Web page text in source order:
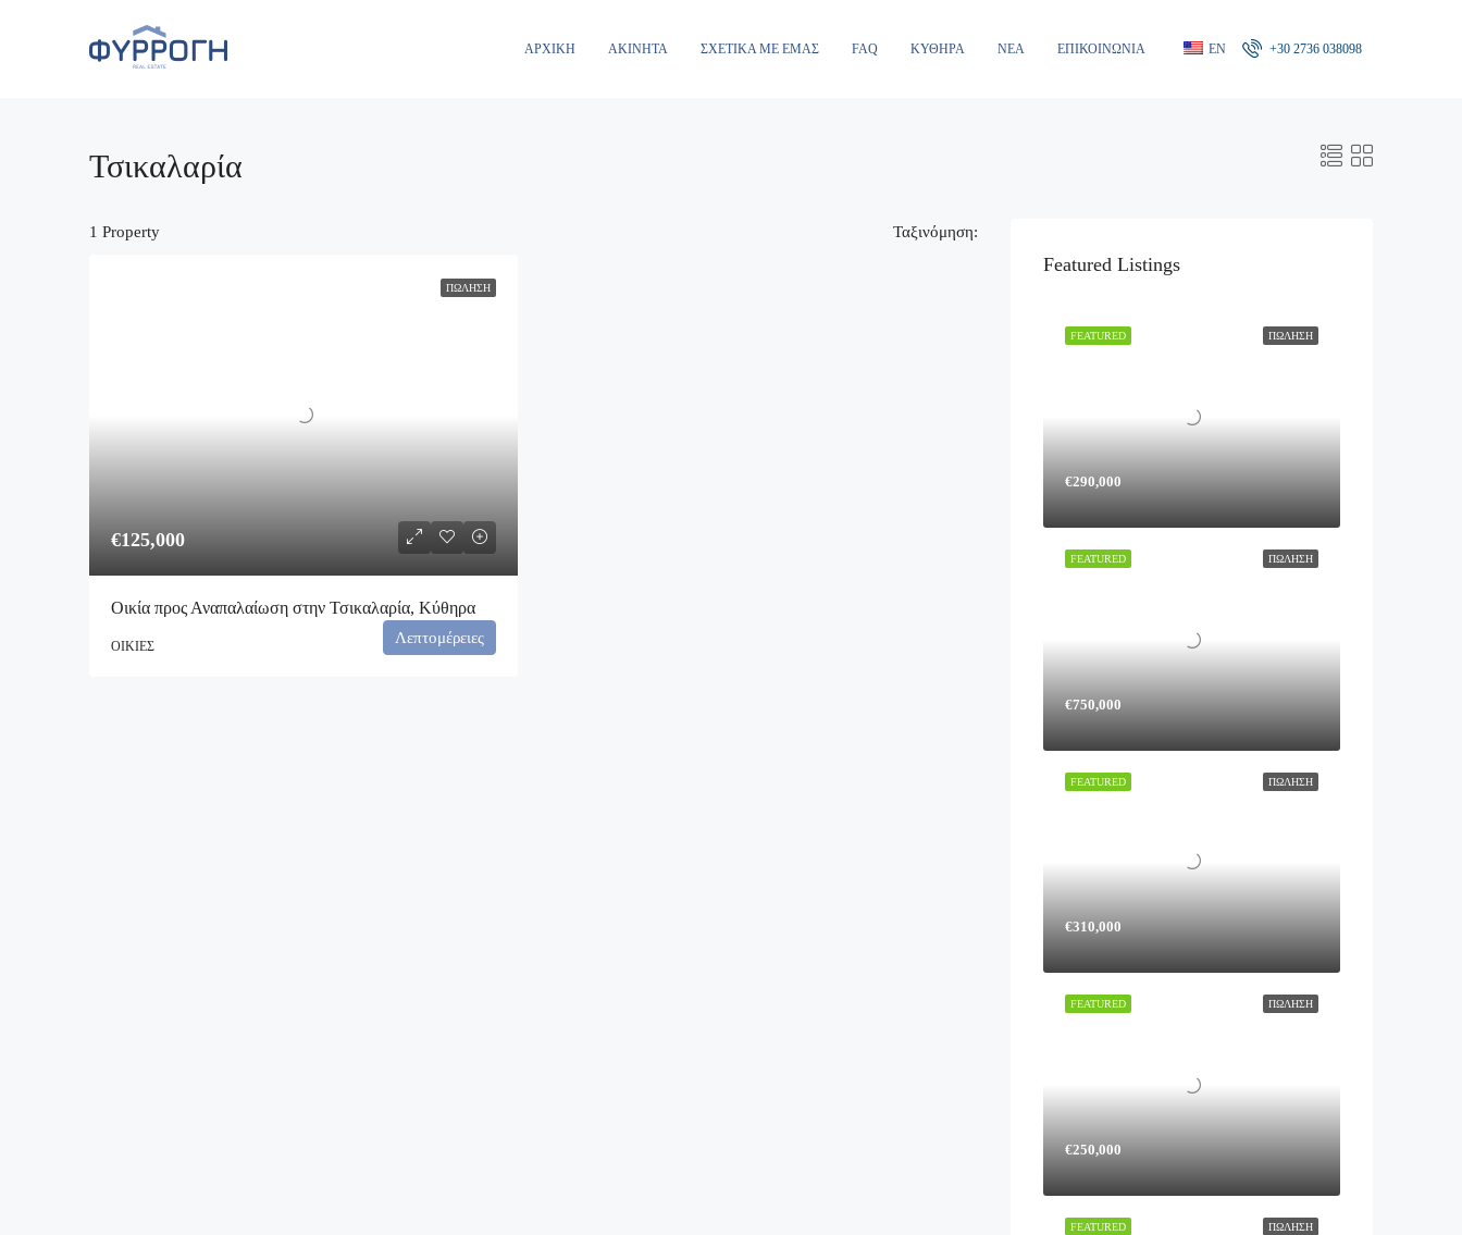
ΑΡΧΙΚΉ ΑΚΊΝΗΤΑ ΣΧΕΤΙΚΆ ΜΕ ΕΜΆΣ FAQ ΚΎΘΗΡΑ ΝΈΑ ΕΠΙΚΟΙΝΩΝΊΑ EN +30 2736 038098
Τσικαλαρία
1 Property Ταξινόμηση:
ΠΏΛΗΣΗ
€125,000
Οικία προς Αναπαλαίωση στην Τσικαλαρία, Κύθηρα
ΟΙΚΊΕΣ Λεπτομέρειες
Featured Listings
ΠΏΛΗΣΗ
FEATURED
€290,000
ΠΏΛΗΣΗ
FEATURED
€750,000
ΠΏΛΗΣΗ
FEATURED
€310,000
ΠΏΛΗΣΗ
FEATURED
€250,000
ΠΏΛΗΣΗ
FEATURED